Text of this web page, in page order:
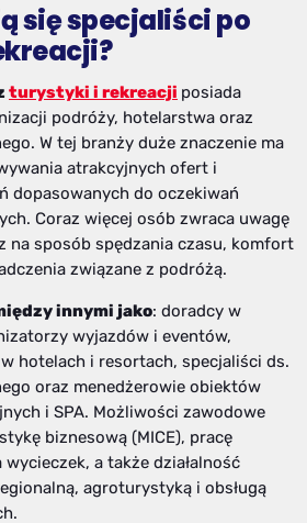
się specjaliści po
turystyki i rekreacji posiada
podróży, hotelarstwa oraz
W tej branży duże znaczenie ma
atrakcyjnych ofert i
dopasowanych do oczekiwań
Coraz więcej osób zwraca uwagę
na sposób spędzania czasu, komfort
związane z podróżą.
innymi jako: doradcy w
wyjazdów i eventów,
hotelach i resortach, specjaliści ds.
oraz menedżerowie obiektów
i SPA. Możliwości zawodowe
biznesową (MICE), pracę
a także działalność
agroturystyką i obsługą